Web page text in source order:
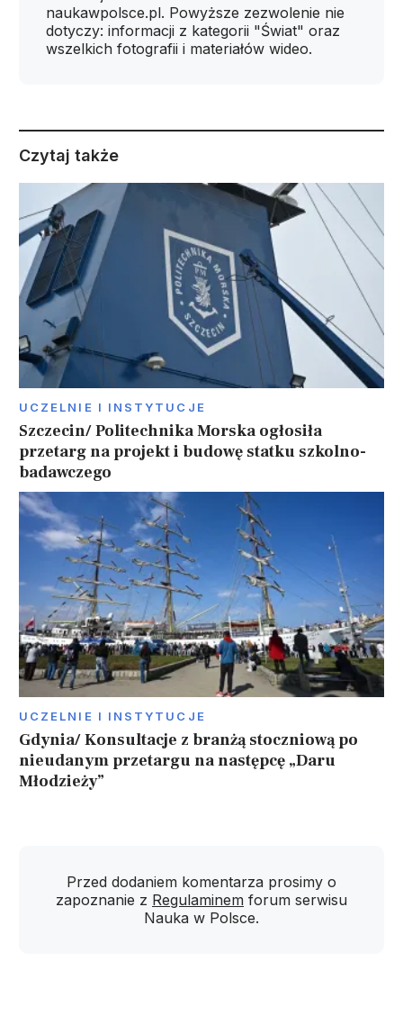
naukawpolsce.pl. Powyższe zezwolenie nie
dotyczy: informacji z kategorii "Świat" oraz
wszelkich fotografii i materiałów wideo.
Czytaj także
UCZELNIE I INSTYTUCJE
Szczecin/ Politechnika Morska ogłosiła
przetarg na projekt i budowę statku szkolno-
badawczego
UCZELNIE I INSTYTUCJE
Gdynia/ Konsultacje z branżą stoczniową po
nieudanym przetargu na następcę „Daru
Młodzieży”
Przed dodaniem komentarza prosimy o
zapoznanie z Regulaminem forum serwisu
Nauka w Polsce.